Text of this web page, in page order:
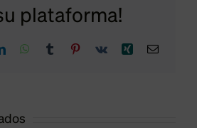
plataforma!
LinkedInWhatsApp
Tumblr Pinterest
Vk Xing Correo